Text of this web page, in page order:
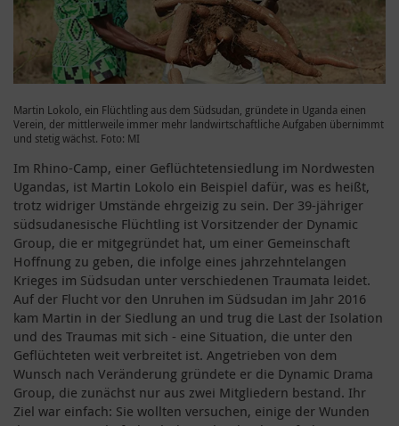
Martin Lokolo, ein Flüchtling aus dem Südsudan, gründete in Uganda einen
Verein, der mittlerweile immer mehr landwirtschaftliche Aufgaben übernimmt
und stetig wächst. Foto: MI
Im Rhino-Camp, einer Geflüchtetensiedlung im Nordwesten
Ugandas, ist Martin Lokolo ein Beispiel dafür, was es heißt,
trotz widriger Umstände ehrgeizig zu sein. Der 39-jähriger
südsudanesische Flüchtling ist Vorsitzender der Dynamic
Group, die er mitgegründet hat, um einer Gemeinschaft
Hoffnung zu geben, die infolge eines jahrzehntelangen
Krieges im Südsudan unter verschiedenen Traumata leidet.
Auf der Flucht vor den Unruhen im Südsudan im Jahr 2016
kam Martin in der Siedlung an und trug die Last der Isolation
und des Traumas mit sich - eine Situation, die unter den
Geflüchteten weit verbreitet ist. Angetrieben von dem
Wunsch nach Veränderung gründete er die Dynamic Drama
Group, die zunächst nur aus zwei Mitgliedern bestand. Ihr
Ziel war einfach: Sie wollten versuchen, einige der Wunden